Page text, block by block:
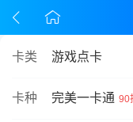
卡类 游戏点卡
卡种 完美一卡通 90